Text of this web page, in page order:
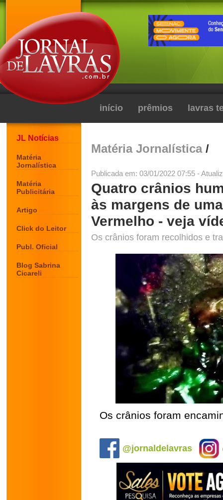
início prêmios lavras
JL Notícias
Matéria
Jornalística
Matéria
Publicitária
Artigo
Click do Leitor
Publ. Oficial
Blog Sabrina
Cicareli
Matéria Jornalística/
Publicada em: 03/01/2022 07:55 -
Quatro crânios
às margens de
Vermelho - veja
Os crânios foram recolhidos e
Os crânios foram
@jornaldelavras